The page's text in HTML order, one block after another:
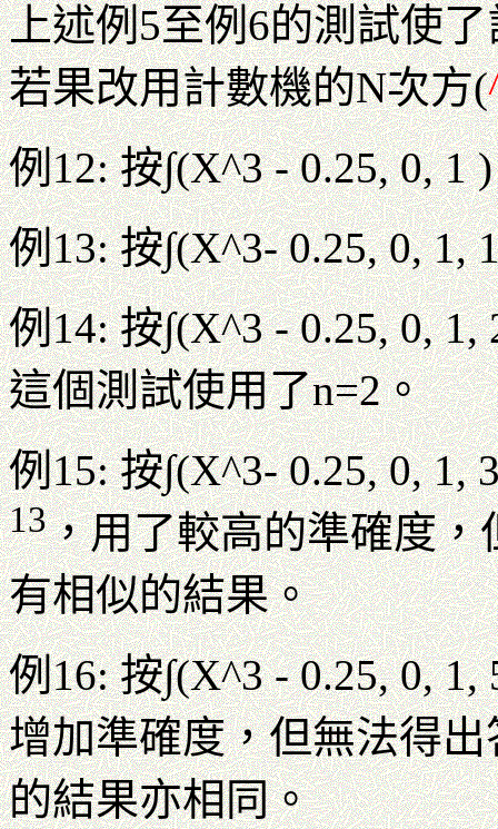
上述例5至例6的測試使
若果改用計數機的N次方(
例12: 按∫(X^3 - 0.25, 0, 1
例13: 按∫(X^3- 0.25, 0, 1,
例14: 按∫(X^3 - 0.25, 0,
這個測試使用了n=2。
例15: 按∫(X^3- 0.25, 0,
13，用了較高的準確度，
有相似的結果。
例16: 按∫(X^3 - 0.25, 0,
增加準確度，但無法得
的結果亦相同。